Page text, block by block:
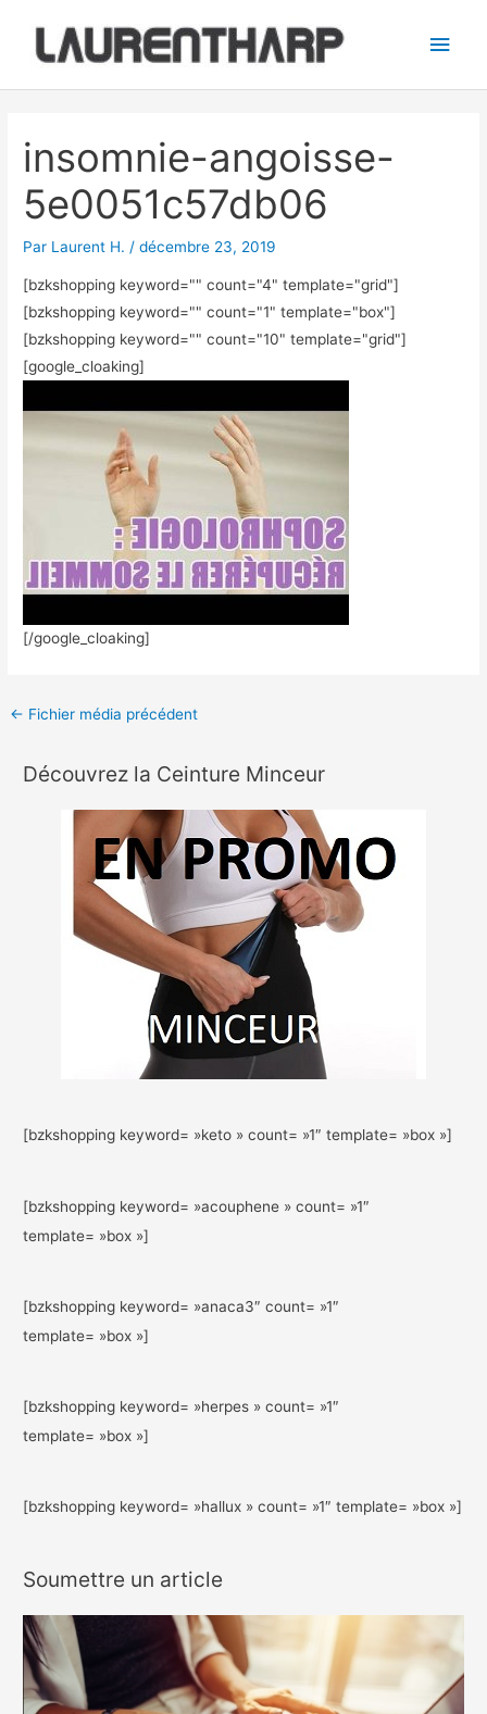
contenu
insomnie-angoisse-
5e0051c57db06
Par Laurent H. /décembre 23, 2019
[bzkshopping keyword="" count="4" template="grid"]
[bzkshopping keyword="" count="1" template="box"]
[bzkshopping keyword="" count="10" template="grid"]
[google_cloaking]
[/google_cloaking]
articles
← Fichier média précédent
Découvrez la Ceinture Minceur
[bzkshopping keyword= »keto » count= »1″ template= »box »]
[bzkshopping keyword= »acouphene » count= »1″
template= »box »]
[bzkshopping keyword= »anaca3″ count= »1″
template= »box »]
[bzkshopping keyword= »herpes » count= »1″
template= »box »]
[bzkshopping keyword= »hallux » count= »1″ template= »box »]
Soumettre un article